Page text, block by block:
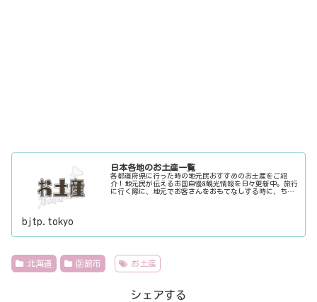
日本各地のお土産一覧
各都道府県に行った時の地元民おすすめのお土産をご紹
介！地元民が伝えるお国自慢&観光情報を日々更新中。旅行
に行く際に、地元でお客さんをおもてなしする時に、ちょ
bjtp.tokyo
北海道 函館市 お土産
シェアする